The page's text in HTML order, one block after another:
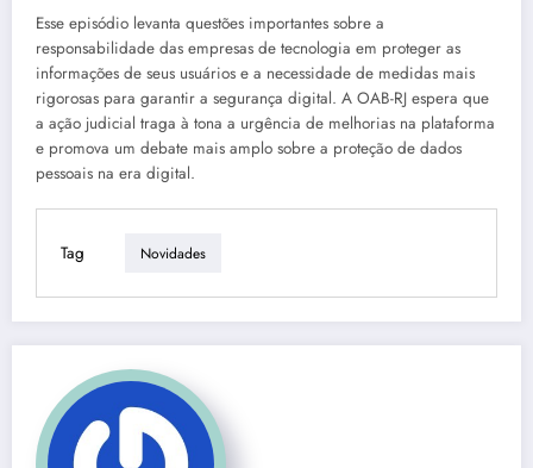
Esse episódio levanta questões importantes sobre a
responsabilidade das empresas de tecnologia em proteger as
informações de seus usuários e a necessidade de medidas mais
rigorosas para garantir a segurança digital. A OAB-RJ espera que
a ação judicial traga à tona a urgência de melhorias na plataforma
e promova um debate mais amplo sobre a proteção de dados
pessoais na era digital.
Tag Novidades